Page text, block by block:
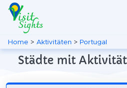
Home > Aktivitäten > Portugal
Städte mit